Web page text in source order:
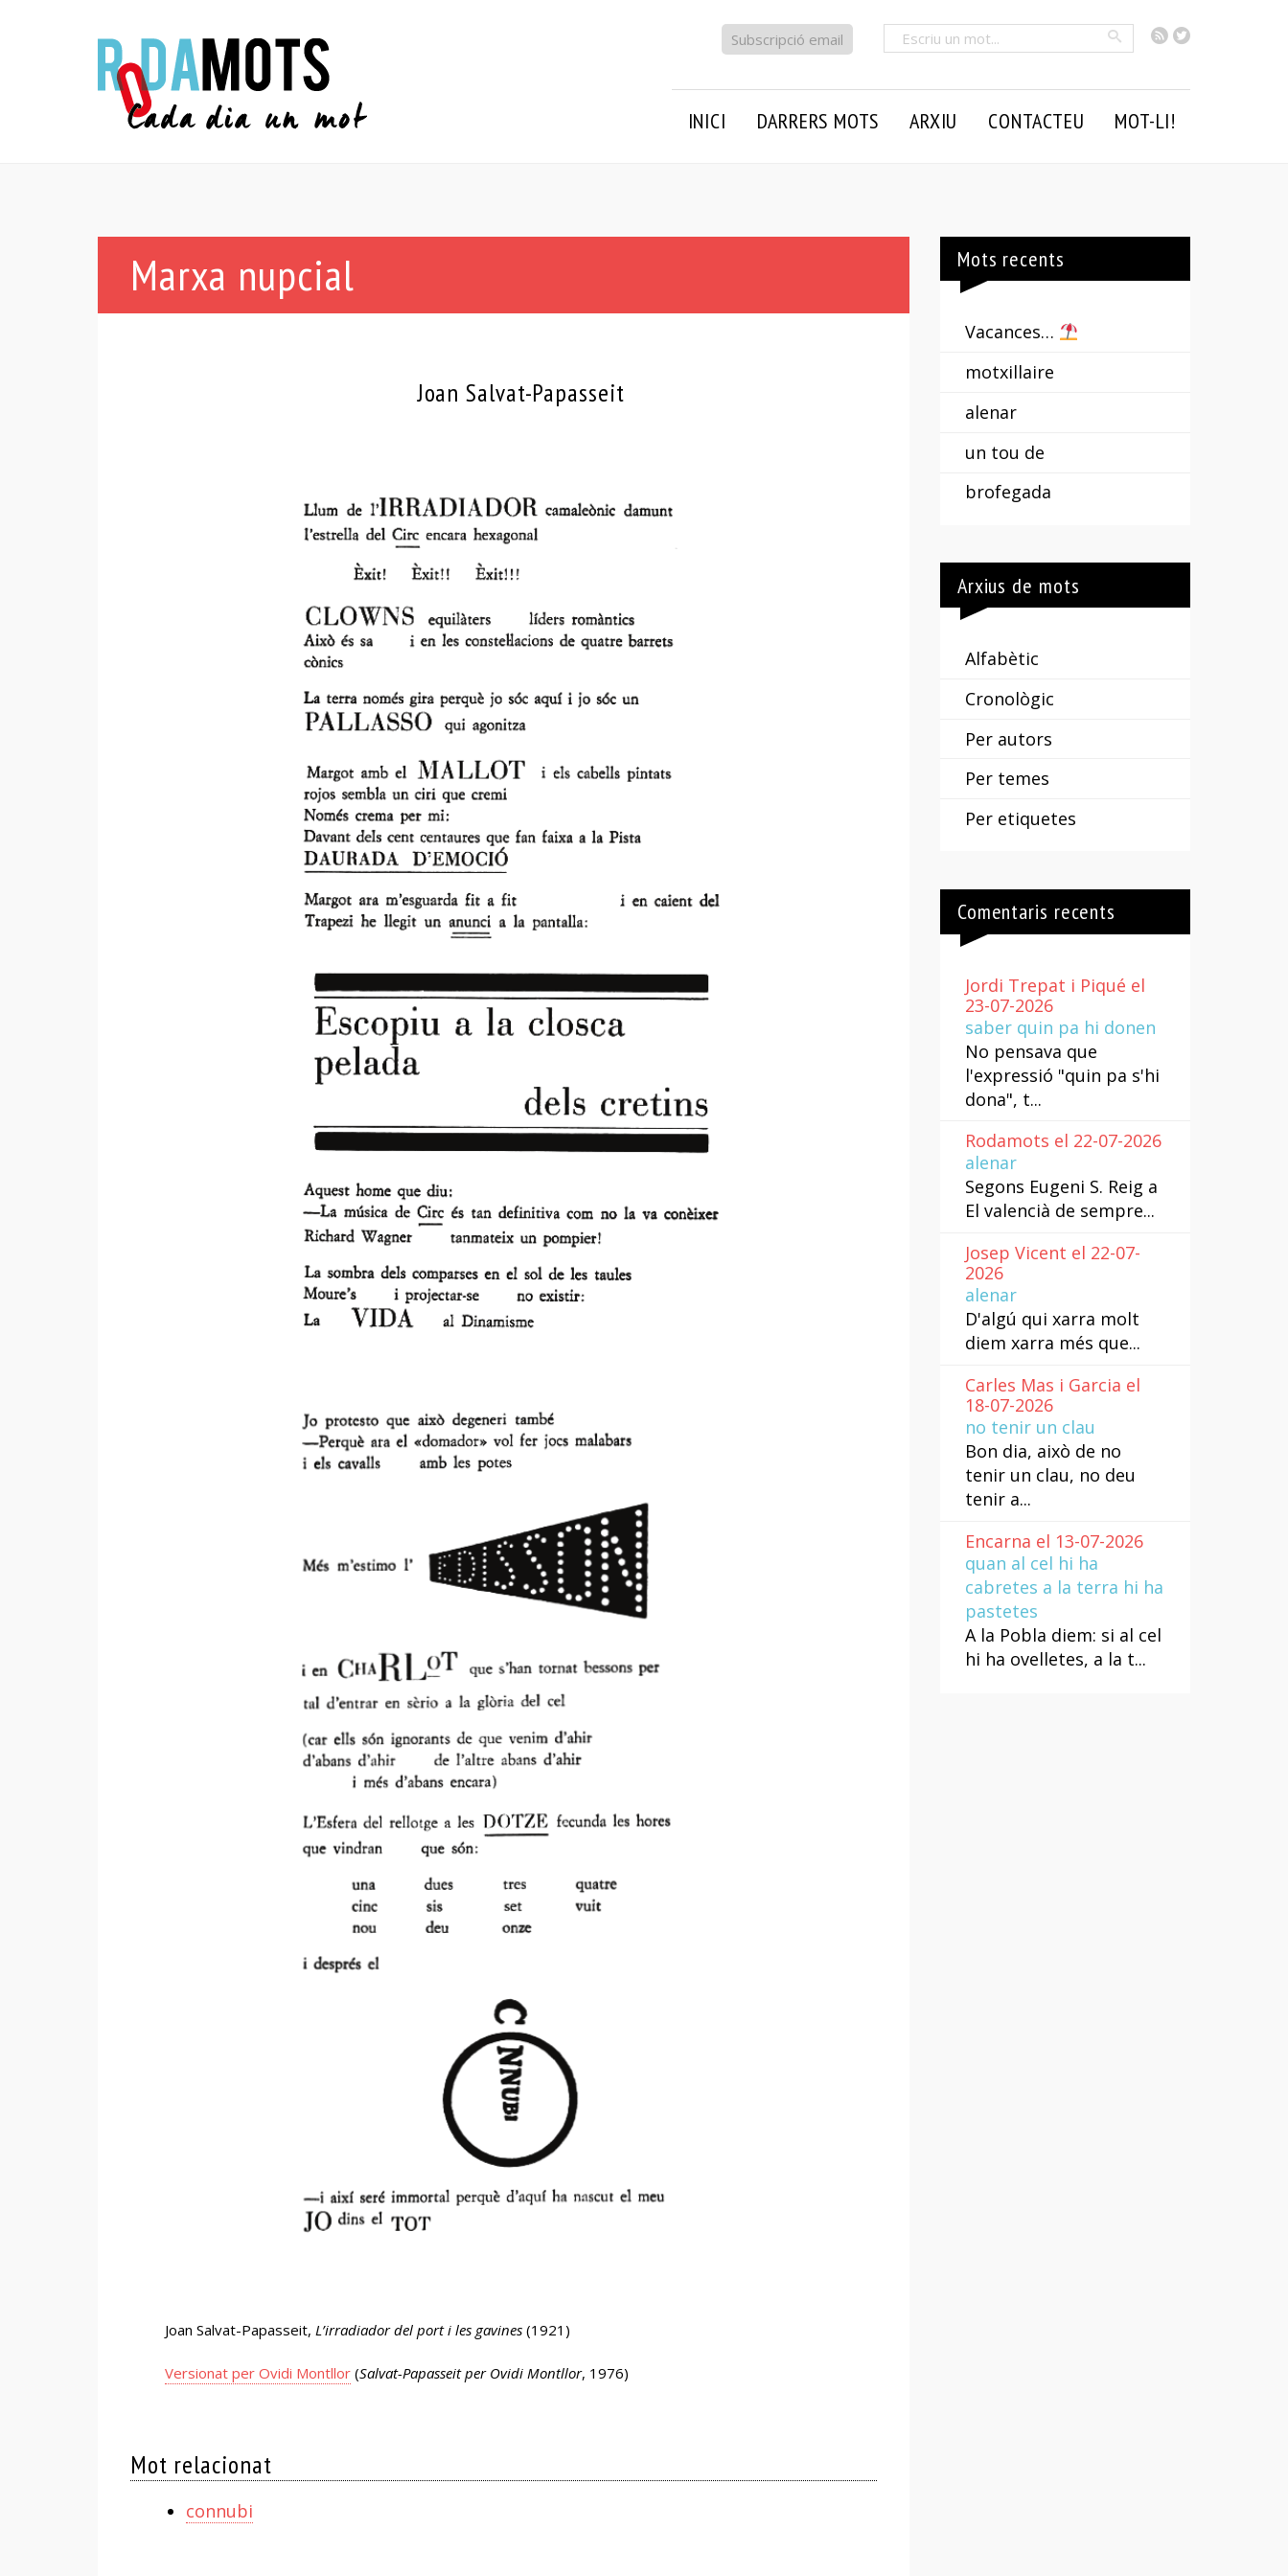
RSSTwitter
Cercar
Subscripció email
INICI DARRERS MOTS ARXIU CONTACTEU MOT-LI!
Marxa nupcial
Joan Salvat-Papasseit
Joan Salvat-Papasseit, L’irradiador del port i les gavines(1921)
Versionat per Ovidi Montllor(Salvat-Papasseit per Ovidi Montllor, 1976)
Mot relacionat
connubi
Mots recents
Vacances…
motxillaire
alenar
un tou de
brofegada
Arxius de mots
Alfabètic
Cronològic
Per autors
Per temes
Per etiquetes
Comentaris recents
Jordi Trepat i Piqué el
23-07-2026
saber quin pa hi donen
No pensava que
l'expressió "quin pa s'hi
dona", t...
Rodamots el 22-07-2026
alenar
Segons Eugeni S. Reig a
El valencià de sempre...
Josep Vicent el 22-07-
2026
alenar
D'algú qui xarra molt
diem xarra més que...
Carles Mas i Garcia el
18-07-2026
no tenir un clau
Bon dia, això de no
tenir un clau, no deu
tenir a...
Encarna el 13-07-2026
quan al cel hi ha
cabretes a la terra hi ha
pastetes
A la Pobla diem: si al cel
hi ha ovelletes, a la t...